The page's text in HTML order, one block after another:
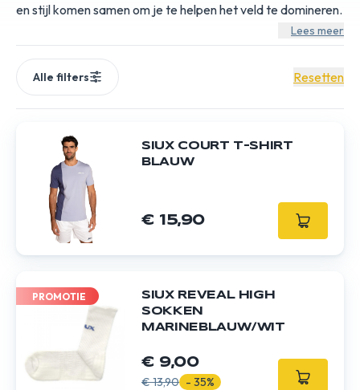
en stijl komen samen om je te helpen het veld te domineren.
Lees meer
SIUX COURT T-SHIRT
BLAUW
€ 15,90
PROMOTIE
SIUX REVEAL HIGH
SOKKEN
MARINEBLAUW/WIT
€ 9,00
€ 13,90 - 35%
Alle filters Resetten